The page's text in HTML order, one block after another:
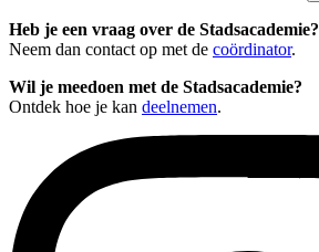
Heb je een vraag over de Stadsacademie?
Neem dan contact op met de coördinator.
Wil je meedoen met de Stadsacademie?
Ontdek hoe je kan deelnemen.